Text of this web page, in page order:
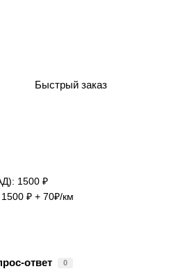
Быстрый заказ
1500 ₽
₽ + 70₽/км
ответ 0